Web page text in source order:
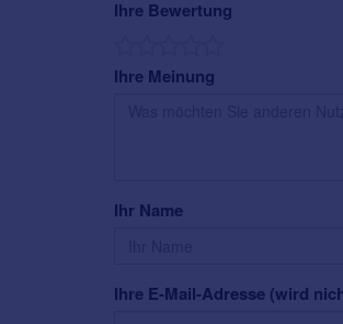
Ihre Bewertung
Ihre Meinung
Ihr Name
Ihre E-Mail-Adresse (wird